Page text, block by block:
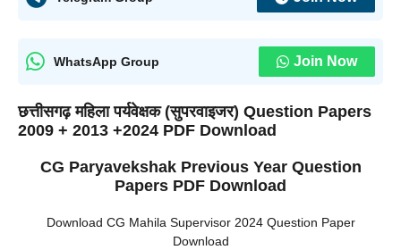
WhatsApp Group Join Now
छत्तीसगढ़ महिला पर्यवेक्षक (सुपरवाइजर) Question Papers
2009 + 2013 +2024 PDF Download
CG Paryavekshak Previous Year Question
Papers PDF Download
Download CG Mahila Supervisor 2024 Question Paper
Download